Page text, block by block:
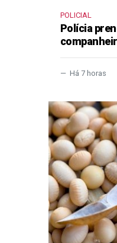
POLICIAL
Polícia
Há 7 horas